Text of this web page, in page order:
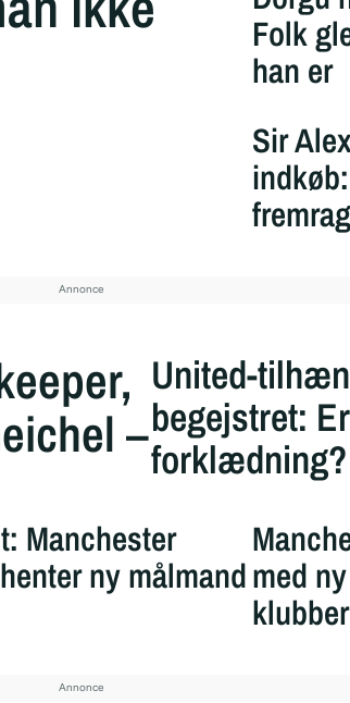
Folk
han er
Sir
–
United-
begejstret:
forklædning?
Manchester
ny målmandmed